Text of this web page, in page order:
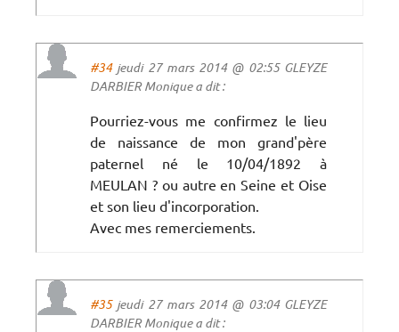
#34jeudi 27 mars 2014 @ 02:55 GLEYZE
DARBIER Monique a dit :
Pourriez-vous me confirmez le lieu
de naissance de mon grand'père
paternel né le 10/04/1892 à
MEULAN ? ou autre en Seine et Oise
et son lieu d'incorporation.
Avec mes remerciements.
#35jeudi 27 mars 2014 @ 03:04 GLEYZE
DARBIER Monique a dit :